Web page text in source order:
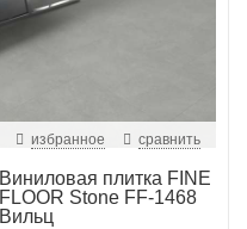
избранное сравнить
Виниловая плитка FINE
FLOOR Stone FF-1468
Вильц